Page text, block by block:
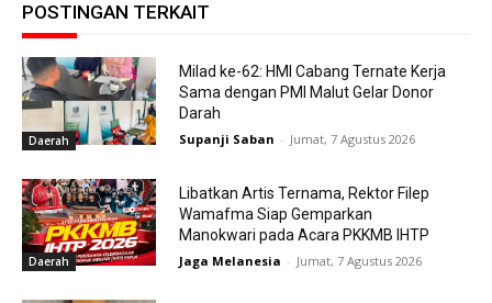
POSTINGAN TERKAIT
Daerah
Milad ke-62: HMI Cabang Ternate Kerja
Sama dengan PMI Malut Gelar Donor
Darah
Supanji Saban - Jumat, 7 Agustus 2026
Daerah
Libatkan Artis Ternama, Rektor Filep
Wamafma Siap Gemparkan
Manokwari pada Acara PKKMB IHTP
Jaga Melanesia - Jumat, 7 Agustus 2026